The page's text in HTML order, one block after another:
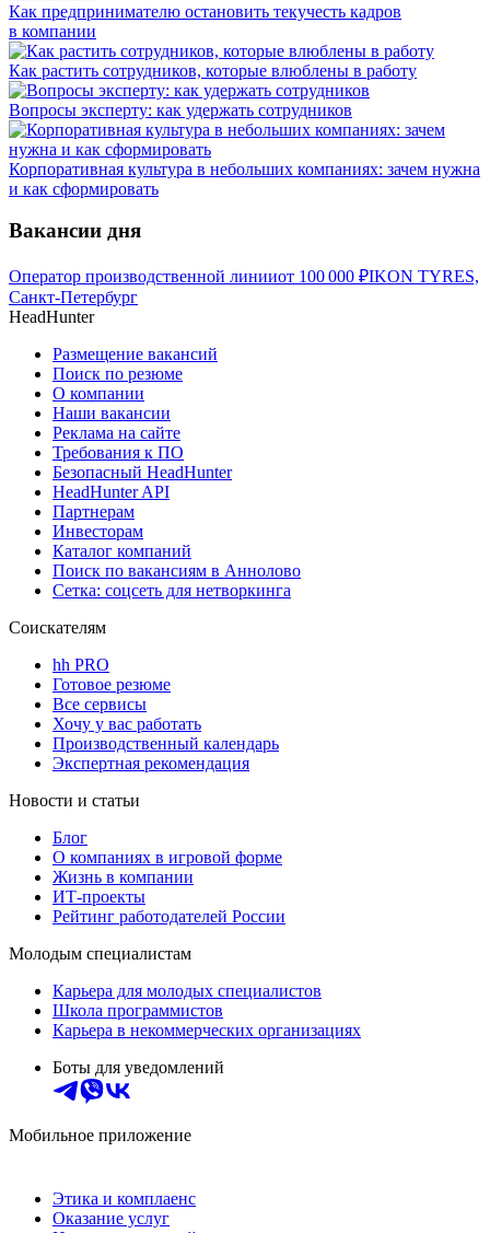
Как предпринимателю остановить текучесть кадров
в компании
Как растить сотрудников, которые влюблены в работу
Вопросы эксперту: как удержать сотрудников
Корпоративная культура в небольших компаниях: зачем нужна
и как сформировать
Вакансии дня
Оператор производственной линииот 100 000 ₽IKON TYRES,
Санкт-Петербург
HeadHunter
Размещение вакансий
Поиск по резюме
О компании
Наши вакансии
Реклама на сайте
Требования к ПО
Безопасный HeadHunter
HeadHunter API
Партнерам
Инвесторам
Каталог компаний
Поиск по вакансиям в Аннолово
Сетка: соцсеть для нетворкинга
Соискателям
hh PRO
Готовое резюме
Все сервисы
Хочу у вас работать
Производственный календарь
Экспертная рекомендация
Новости и статьи
Блог
О компаниях в игровой форме
Жизнь в компании
ИТ-проекты
Рейтинг работодателей России
Молодым специалистам
Карьера для молодых специалистов
Школа программистов
Карьера в некоммерческих организациях
Боты для уведомлений
Мобильное приложение
Этика и комплаенс
Оказание услуг